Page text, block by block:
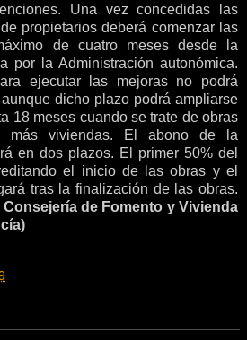
Una vez concedidas las
propietarios deberá comenzar las
de cuatro meses desde la
por la Administración autonómica.
ejecutar las mejoras no podrá
dicho plazo podrá ampliarse
18 meses cuando se trate de obras
viviendas. El abono de la
en dos plazos. El primer 50% del
el inicio de las obras y el
tras la finalización de las obras.
de Fomento y Vivienda